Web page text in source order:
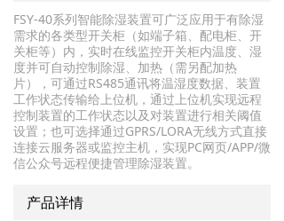
产品详情
FSY-40系列智能除湿装置可广泛应用于有除湿
需求的各类型开关柜（如端子箱、配电柜、开
关柜等）内，实时在线监控开关柜内温度、湿
度并可自动控制除湿、加热（需另配加热
片），可通过RS485通讯将温湿度数据、装置
工作状态传输给上位机，通过上位机实现远程
控制装置的工作状态以及对装置进行相关阈值
设置；也可选择通过GPRS/LORA无线方式直接
连接云服务器或监控主机，实现PC网页/APP/微
信公众号远程便捷管理除湿装置。